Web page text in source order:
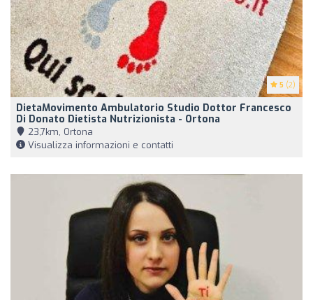
5 (2)
DietaMovimento Ambulatorio Studio Dottor Francesco
Di Donato Dietista Nutrizionista - Ortona
23,7km, Ortona
Visualizza informazioni e contatti